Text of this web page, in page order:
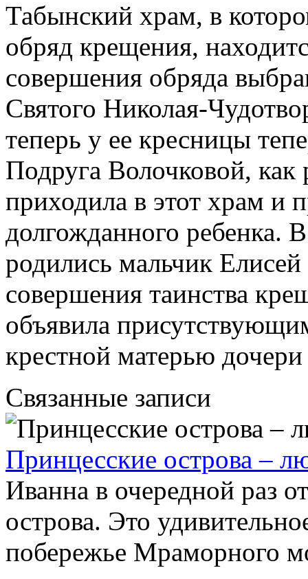
Табынский храм, в
обряд крещения,
совершения обряда
Святого Николая-
теперь у ее кресницы
Подруга Волочковой, как
приходила в этот храм и
долгожданного ребенка.
родились мальчик
совершения таинства
объявила
крестной матерью
Связанные записи
Принцесские острова –
Иванна в очередной раз
острова. Это
побережье Мраморного